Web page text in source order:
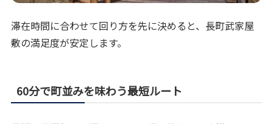
滞在時間に合わせて回り方を先に決めると、長町武家屋
敷の満足度が安定します。
60分で町並みを味わう最短ルート